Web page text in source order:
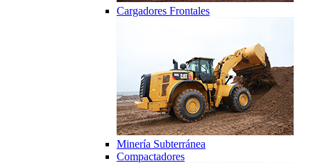
Cargadores Frontales
Minería Subterránea
Compactadores